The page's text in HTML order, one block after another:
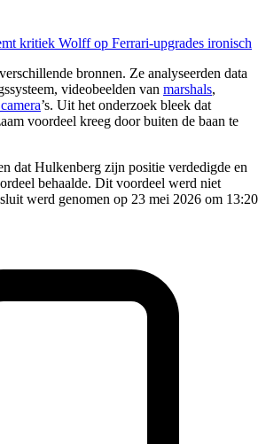
kritiek Wolff op Ferrari-upgrades ironisch
bronnen. Ze analyseerden data
videobeelden van marshals,
’s. Uit het onderzoek bleek dat
voordeel kreeg door buiten de baan te
dat Hulkenberg zijn positie verdedigde en
behaalde. Dit voordeel werd niet
werd genomen op 23 mei 2026 om 13:20